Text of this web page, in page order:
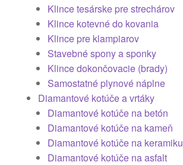
Klince tesárske pre strechárov
Klince kotevné do kovania
Klince pre klampiarov
Stavebné spony a sponky
Klince dokončovacie (brady)
Samostatné plynové náplne
Diamantové kotúče a vrtáky
Diamantové kotúče na betón
Diamantové kotúče na kameň
Diamantové kotúče na keramiku
Diamantové kotúče na asfalt